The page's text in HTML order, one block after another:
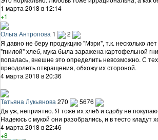
1 марта 2018 в 12:14
+1
Ольга Антропова 1
2
Я давно не беру продукцию "Мэри", т.к. несколько
"гнилой" хлеб, мука была заражена картофельной
попалась, внешне это определить невозможно. С
преодолеть отвращения, обхожу их стороной.
4 марта 2018 в 20:36
Татьяна Лукьянова 270
5676
Да уж, неприятно. Я тоже их хлеб и сдобу не
Надеюсь с мукой они разобрались, и в тесто кладут
4 марта 2018 в 22:46
+8